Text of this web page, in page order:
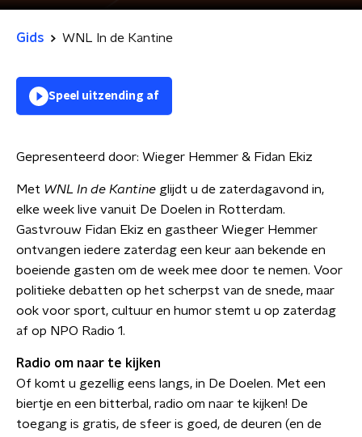
Gids WNL In de Kantine
Speel uitzending af
Gepresenteerd door: Wieger Hemmer & Fidan Ekiz
Met WNL In de Kantine glijdt u de zaterdagavond in,
elke week live vanuit De Doelen in Rotterdam.
Gastvrouw Fidan Ekiz en gastheer Wieger Hemmer
ontvangen iedere zaterdag een keur aan bekende en
boeiende gasten om de week mee door te nemen. Voor
politieke debatten op het scherpst van de snede, maar
ook voor sport, cultuur en humor stemt u op zaterdag
af op NPO Radio 1.
Radio om naar te kijken
Of komt u gezellig eens langs, in De Doelen. Met een
biertje en een bitterbal, radio om naar te kijken! De
toegang is gratis, de sfeer is goed, de deuren (en de